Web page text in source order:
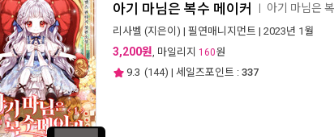
아기 마님은 복수 메이커 아기 마님은
리사벨 (지은이) | 필연매니지먼트 | 2023년 1월
3,200원, 마일리지 160원
9.3 (144) | 세일즈포인트 : 337